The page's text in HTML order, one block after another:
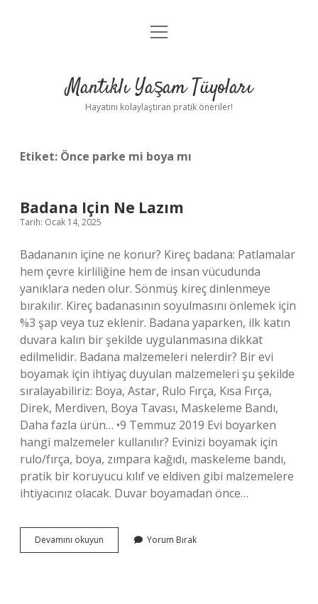
Anasayfa
Yasal Uyarı
menüyü
Mantıklı Yaşam Tüyoları
Hayatını kolaylaştıran pratik öneriler!
Etiket: Önce parke mi boya mı
Badana Için Ne Lazım
Tarih: Ocak 14, 2025
Badananın içine ne konur? Kireç badana: Patlamalar
hem çevre kirliliğine hem de insan vücudunda
yanıklara neden olur. Sönmüş kireç dinlenmeye
bırakılır. Kireç badanasının soyulmasını önlemek için
%3 şap veya tuz eklenir. Badana yaparken, ilk katın
duvara kalın bir şekilde uygulanmasına dikkat
edilmelidir. Badana malzemeleri nelerdir? Bir evi
boyamak için ihtiyaç duyulan malzemeleri şu şekilde
sıralayabiliriz: Boya, Astar, Rulo Fırça, Kısa Fırça,
Direk, Merdiven, Boya Tavası, Maskeleme Bandı,
Daha fazla ürün… •9 Temmuz 2019 Evi boyarken
hangi malzemeler kullanılır? Evinizi boyamak için
rulo/fırça, boya, zımpara kağıdı, maskeleme bandı,
pratik bir koruyucu kılıf ve eldiven gibi malzemelere
ihtiyacınız olacak. Duvar boyamadan önce…
Devamını okuyun
Için
Yorum Bırak